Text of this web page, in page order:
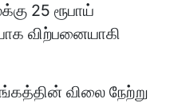
25 ரூபாய்
விற்பனையாகி
விலை நேற்று